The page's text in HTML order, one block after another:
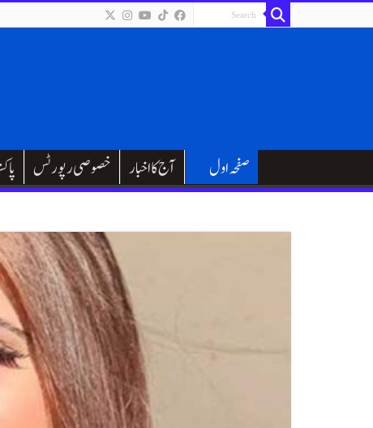
خصوصی رپورٹس آج کا اخبار صفحہ اول